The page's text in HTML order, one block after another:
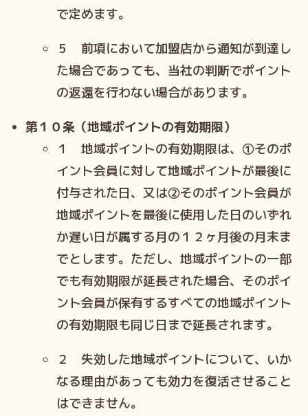
で定めます。
５ 前項において加盟店から通知が到達し
た場合であっても、当社の判断でポイント
の返還を⾏わない場合があります。
第１０条（地域ポイントの有効期限）
１ 地域ポイントの有効期限は、①そのポ
イント会員に対して地域ポイントが最後に
付与された⽇、⼜は②そのポイント会員が
地域ポイントを最後に使⽤した⽇のいずれ
か遅い⽇が属する⽉の１２ヶ⽉後の⽉末ま
でとします。ただし、地域ポイントの⼀部
でも有効期限が延⻑された場合、そのポイ
ント会員が保有するすべての地域ポイント
の有効期限も同じ⽇まで延⻑されます。
２ 失効した地域ポイントについて、いか
なる理由があっても効⼒を復活させること
はできません。